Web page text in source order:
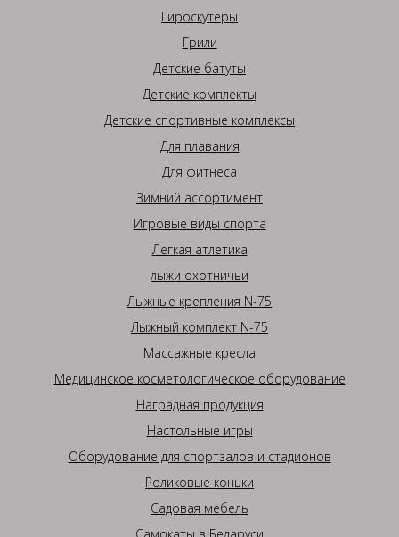
Гироскутеры
Грили
Детские батуты
Детские комплекты
Детские спортивные комплексы
Для плавания
Для фитнеса
Зимний ассортимент
Игровые виды спорта
Легкая атлетика
лыжи охотничьи
Лыжные крепления N-75
Лыжный комплект N-75
Массажные кресла
Медицинское косметологическое оборудование
Наградная продукция
Настольные игры
Оборудование для спортзалов и стадионов
Роликовые коньки
Садовая мебель